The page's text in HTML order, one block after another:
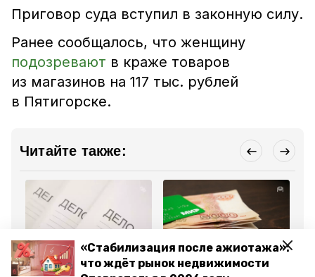
«Стабилизация после ажиотажа»:
что ждёт рынок недвижимости
Приговор суда вступил в законную силу.
Ранее сообщалось, что женщину
подозревают в краже товаров
из магазинов на 117 тыс. рублей
в Пятигорске.
Читайте также:
Криминал
30 мая , 09:53
27 мая , 10:30